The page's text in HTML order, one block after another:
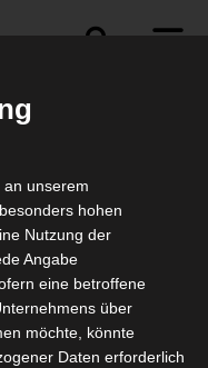
–
unserem
hohen
Nutzung der
Angabe
eine betroffene
über
möchte, könnte
Daten erforderlich